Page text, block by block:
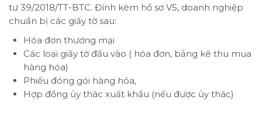
tư 39/2018/TT-BTC. Đính kèm hồ sơ V5, doanh nghiệp
chuẩn bị các giấy tờ sau:
Hóa đơn thương mại
Các loại giấy tờ đầu vào ( hóa đơn, bảng kê thu mua
hàng hóa)
Phiếu đóng gói hàng hóa,
Hợp đồng ủy thác xuất khẩu (nếu được ủy thác)